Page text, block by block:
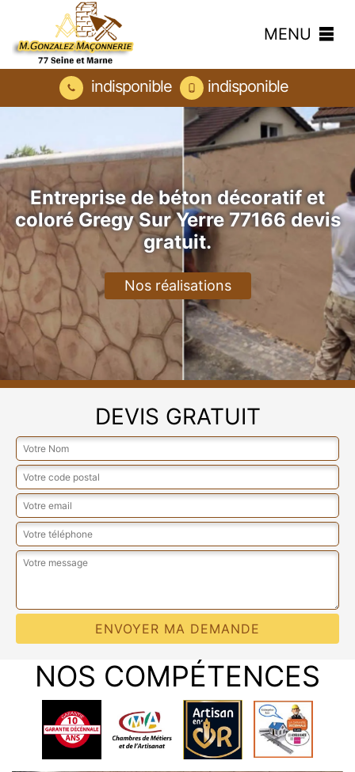
MENU
indisponible indisponible
Entreprise de béton décoratif et
coloré Gregy Sur Yerre 77166 devis
gratuit.
Nos réalisations
DEVIS GRATUIT
NOS COMPÉTENCES